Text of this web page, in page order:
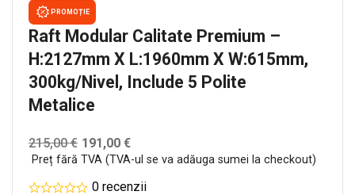
PROMOȚIE
Raft Modular Calitate Premium –
H:2127mm X L:1960mm X W:615mm,
300kg/nivel, Include 5 Polite
Metalice
215,00€ 191,00 €
Preț fără TVA (TVA-ul se va adăuga sumei la checkout)
0 recenzii